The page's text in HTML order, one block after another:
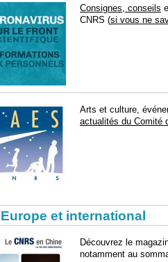
Consignes, conseils
CNRS (si vous ne
Arts et culture,
actualités du Comité
Europe et international
Découvrez le
notamment au